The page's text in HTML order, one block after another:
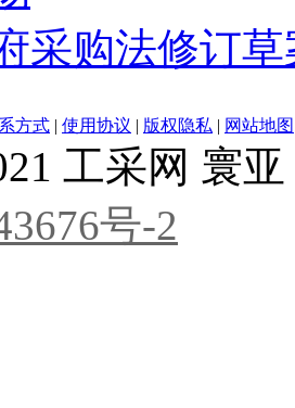
采购法修订
方式 | 使用协议 | 版权隐私 | 网站地图
工采网 寰
号-2